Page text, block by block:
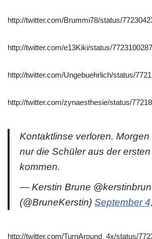
http://twitter.com/Brummi78/status/
http://twitter.com/e13Kiki/status/
http://twitter.com/Ungebuehrlich/status/
http://twitter.com/zynaesthesie/status/
Kontaktlinse verloren.
nur die Schüler aus der
kommen.
— Kerstin Brune
(@BruneKerstin) September
http://twitter.com/TurnAround_4x/status/